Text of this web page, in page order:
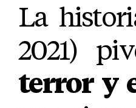
La
2021)
terror y